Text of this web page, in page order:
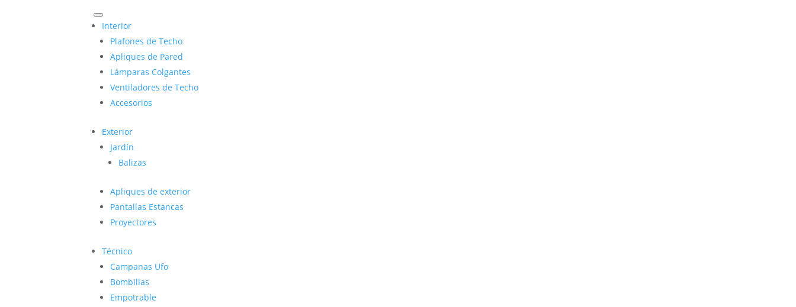
Interior
Plafones de Techo
Apliques de Pared
Lámparas Colgantes
Ventiladores de Techo
Accesorios
Exterior
Jardín
Balizas
Apliques de exterior
Pantallas Estancas
Proyectores
Técnico
Campanas Ufo
Bombillas
Empotrable